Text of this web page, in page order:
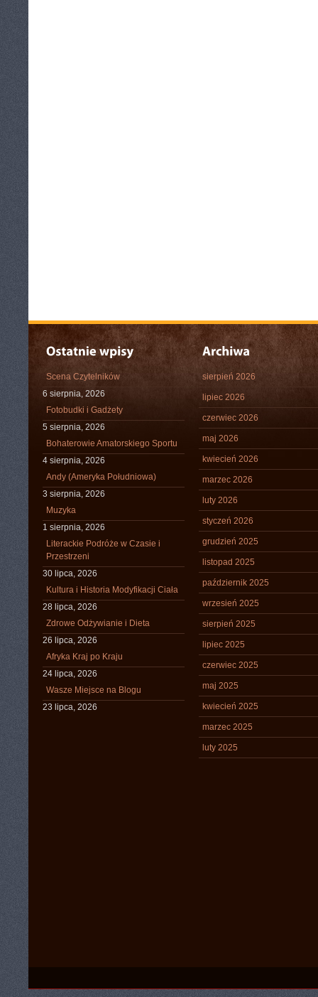
Scena Czytelników
6 sierpnia, 2026
Fotobudki i Gadżety
5 sierpnia, 2026
Bohaterowie Amatorskiego Sportu
4 sierpnia, 2026
Andy (Ameryka Południowa)
3 sierpnia, 2026
Muzyka
1 sierpnia, 2026
Literackie Podróże w Czasie i
Przestrzeni
30 lipca, 2026
Kultura i Historia Modyfikacji Ciała
28 lipca, 2026
Zdrowe Odżywianie i Dieta
26 lipca, 2026
Afryka Kraj po Kraju
24 lipca, 2026
Wasze Miejsce na Blogu
23 lipca, 2026
sierpień 2026
lipiec 2026
czerwiec 2026
maj 2026
kwiecień 2026
marzec 2026
luty 2026
styczeń 2026
grudzień 2025
listopad 2025
październik 2025
wrzesień 2025
sierpień 2025
lipiec 2025
czerwiec 2025
maj 2025
kwiecień 2025
marzec 2025
luty 2025